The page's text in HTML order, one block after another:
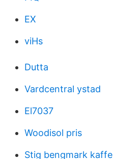
EX
viHs
Dutta
Vardcentral ystad
El7037
Woodisol pris
Stig bengmark kaffe